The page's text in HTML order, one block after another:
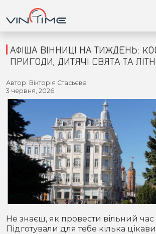
Головна
Війна
Новини
Кримінал
Здоров'я
Приватна думка
В кулуарах
Місто
АФІША ВІННИЦІ НА ТИЖДЕНЬ:
ПРИГОДИ, ДИТЯЧІ СВЯТА ТА
Автор: Вікторія Стасьєва
3 червня, 2026
Не знаєш, як провести вільний час
Підготували для тебе кілька